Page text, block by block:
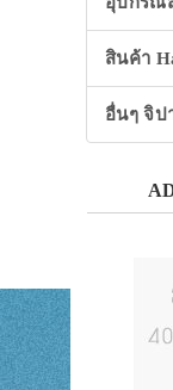
สินค้า
อื่นๆ จิป